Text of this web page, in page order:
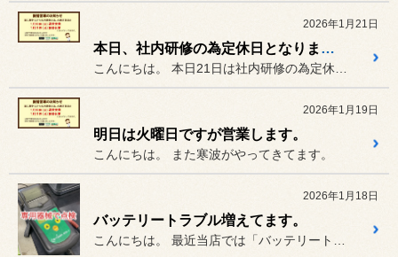
2026年1月21日
本日、社内研修の為定休日となります。
2026年1月19日
明日は火曜日ですが営業します。
こんにちは。 また寒波がやってきてます。
2026年1月18日
バッテリートラブル増えてます。